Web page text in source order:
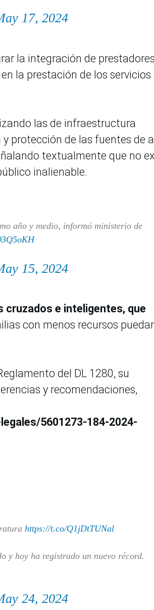
17, 2024
la integración de
la prestación de los servicios
las de infraestructura
protección de las fuentes de
textualmente que no
inalienable.
año y medio, informó ministerio de
15, 2024
cruzados e inteligentes, que
con menos recursos
del DL 1280, su
y recomendaciones,
5601273-184-2024-
https://t.co/Q1jDtTUNal
y hoy ha registrado un nuevo récord.
24, 2024